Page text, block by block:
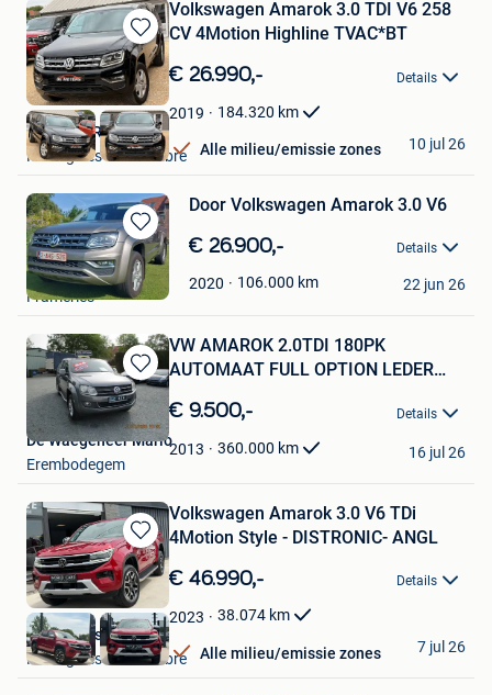
Bewaren
in
Mijn
Favorieten
Volkswagen Amarok 3.0 TDI V6 258
CV 4Motion Highline TVAC*BT
€ 26.990,- Details
2019 184.320 km
Alle milieu/emissie zones
BE MOTORS
Montignies-Sur-Sambre
10 jul 26
Bewaren
in
Mijn
Favorieten
Door Volkswagen Amarok 3.0 V6
€ 26.900,- Details
2020 106.000 km
Étienne Clerfeyt
Frameries
22 jun 26
Bewaren
in
Mijn
Favorieten
VW AMAROK 2.0TDI 180PK
AUTOMAAT FULL OPTION LEDER
€ 9.500,- Details
2013 360.000 km
De Waegeneer Mario
Erembodegem
16 jul 26
Bewaren
in
Mijn
Favorieten
Volkswagen Amarok 3.0 V6 TDi
4Motion Style - DISTRONIC- ANGL
€ 46.990,- Details
2023 38.074 km
Alle milieu/emissie zones
World Cars SRL
Montignies-Sur-Sambre
7 jul 26